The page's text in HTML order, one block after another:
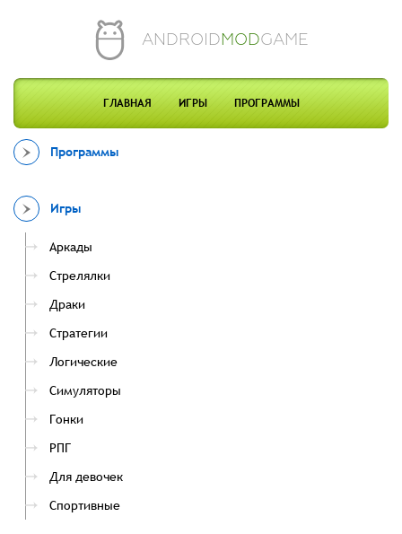
ANDROIDMODGAME
ГЛАВНАЯ ИГРЫ ПРОГРАММЫ
Программы
Игры
Аркады
Стрелялки
Драки
Стратегии
Логические
Симуляторы
Гонки
РПГ
Для девочек
Спортивные